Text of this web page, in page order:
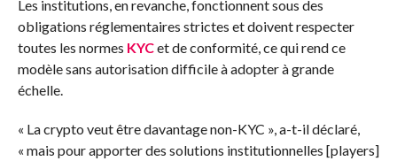
Les institutions, en revanche, fonctionnent sous des
obligations réglementaires strictes et doivent respecter
toutes les normes KYCet de conformité, ce qui rend ce
modèle sans autorisation difficile à adopter à grande
échelle.
« La crypto veut être davantage non-KYC », a-t-il déclaré,
« mais pour apporter des solutions institutionnelles [players]